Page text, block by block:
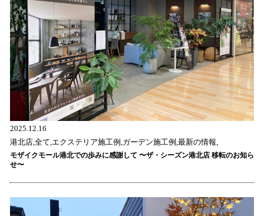
2025.12.16
港北店,全て,エクステリア施工例,ガーデン施工例,最新の情報,
モザイクモール港北での歩みに感謝して 〜ザ・シーズン港北店 移転のお知ら
せ〜